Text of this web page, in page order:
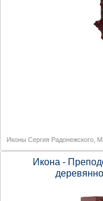
Иконы Сергия Радонежского
Икона -